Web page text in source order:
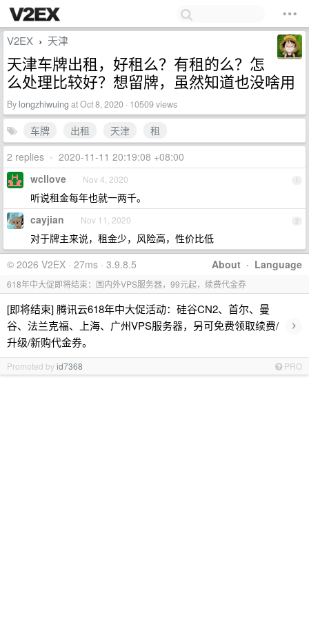
V2EX › 天津
天津车牌出租，好租么？有租的么？怎
么处理比较好？想留牌，虽然知道也没啥用
By longzhiwuing at Oct 8, 2020 · 10509 views
车牌 出租 天津
租
2 replies • 2020-11-11 20:19:08 +08:00
1
wcllove Nov 4, 2020
听说租金每年也就一两千。
2
cayjian Nov 11, 2020
对于牌主来说，租金少，风险高，性价比低
About · Language
© 2026 V2EX · 27ms · 3.9.8.5
618年中大促即将结束：国内外VPS服务器，99元起，续费代金券
[即将结束] 腾讯云618年中大促活动：硅谷CN2、首尔、曼
谷、法兰克福、上海、广州VPS服务器，另可免费领取续费/
升级/新购代金券。
›
Promoted byid7368 PRO